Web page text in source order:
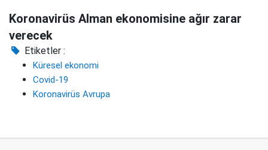
Koronavirüs Alman ekonomisine ağır zarar
verecek
Etiketler :
Küresel ekonomi
Covid-19
Koronavirüs Avrupa